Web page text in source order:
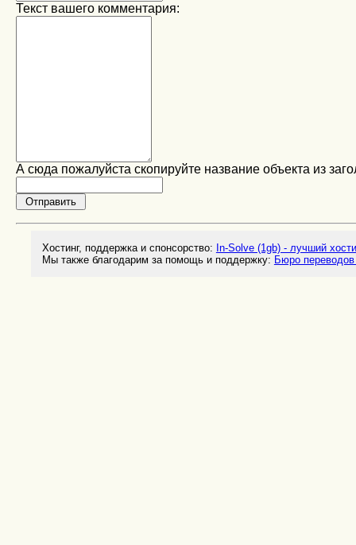
Текст вашего комментария:
А сюда пожалуйста скопируйте название объекта из
Хостинг, поддержка и спонсорство: In-Solve (1gb) - лучший
Мы также благодарим за помощь и поддержку: Бюро переводов